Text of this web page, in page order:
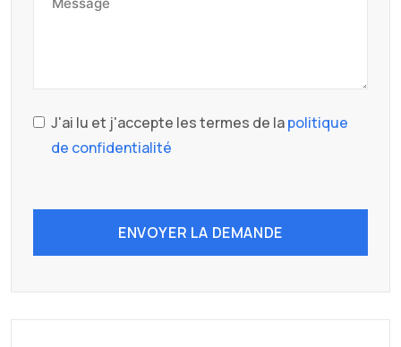
J'ai lu et j'accepte les termes de lapolitique
de confidentialité
ENVOYER LA DEMANDE